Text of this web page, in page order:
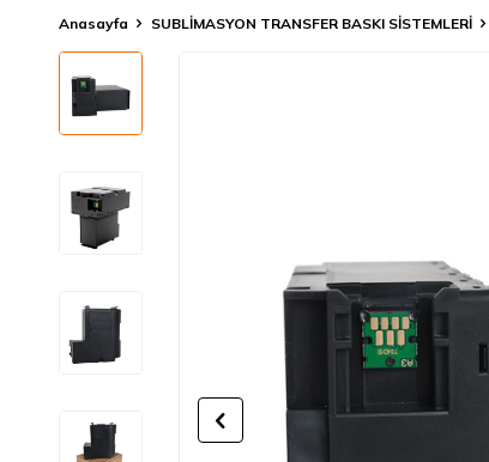
Anasayfa SUBLİMASYON TRANSFER BASKI SİSTEMLERİ